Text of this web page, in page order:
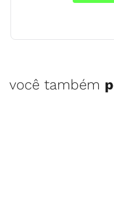
você também